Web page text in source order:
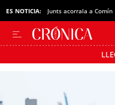
ES NOTICIA: Junts acorrala a Comín
Pásate al